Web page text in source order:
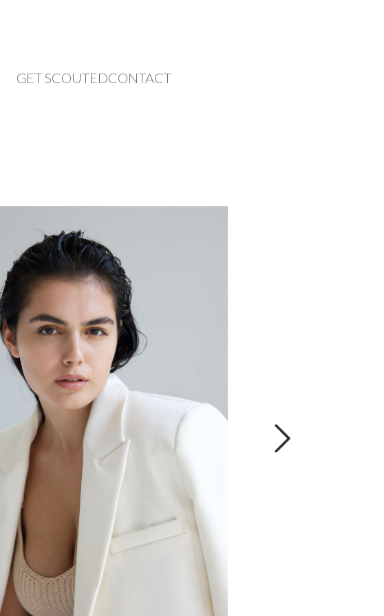
GET SCOUTEDCONTACT